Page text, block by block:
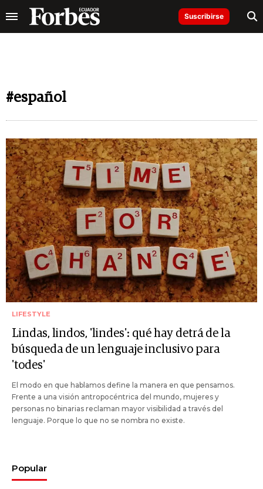
Suscribirse
#español
LIFESTYLE
Lindas, lindos, 'lindes': qué hay detrá de la
búsqueda de un lenguaje inclusivo para
'todes'
El modo en que hablamos define la manera en que pensamos.
Frente a una visión antropocéntrica del mundo, mujeres y
personas no binarias reclaman mayor visibilidad a través del
lenguaje. Porque lo que no se nombra no existe.
Popular